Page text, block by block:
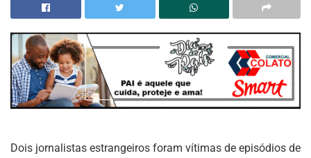
Dois jornalistas estrangeiros foram vítimas de episódios de